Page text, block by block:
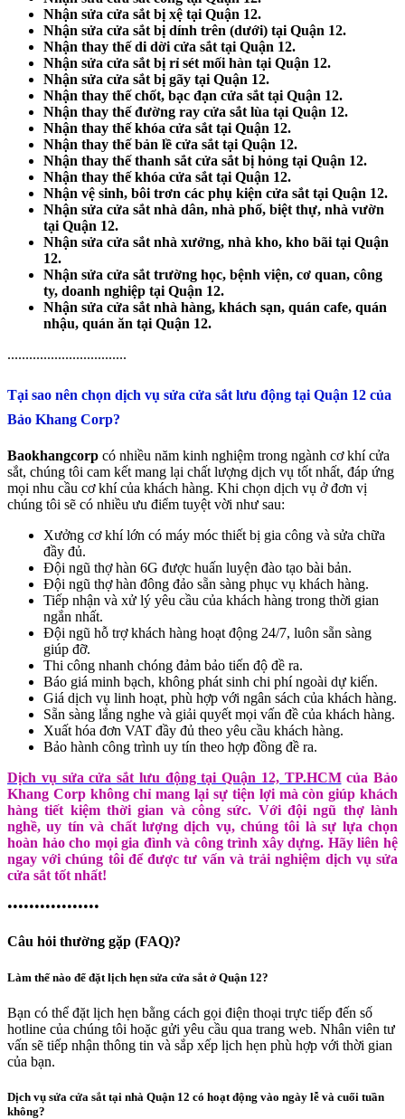
Nhận sửa cửa sắt bị xệ tại Quận 12.
Nhận sửa cửa sắt bị dính trên (dưới) tại Quận 12.
Nhận thay thế di dời cửa sắt tại Quận 12.
Nhận sửa cửa sắt bị rỉ sét mối hàn tại Quận 12.
Nhận sửa cửa sắt bị gãy tại Quận 12.
Nhận thay thế chốt, bạc đạn cửa sắt tại Quận 12.
Nhận thay thế đường ray cửa sắt lùa tại Quận 12.
Nhận thay thế khóa cửa sắt tại Quận 12.
Nhận thay thế bản lề cửa sắt tại Quận 12.
Nhận thay thế thanh sắt cửa sắt bị hỏng tại Quận 12.
Nhận thay thế khóa cửa sắt tại Quận 12.
Nhận vệ sinh, bôi trơn các phụ kiện cửa sắt tại Quận 12.
Nhận sửa cửa sắt nhà dân, nhà phố, biệt thự, nhà vườn
tại Quận 12.
Nhận sửa cửa sắt nhà xưởng, nhà kho, kho bãi tại Quận
12.
Nhận sửa cửa sắt trường học, bệnh viện, cơ quan, công
ty, doanh nghiệp tại Quận 12.
Nhận sửa cửa sắt nhà hàng, khách sạn, quán cafe, quán
nhậu, quán ăn tại Quận 12.
.................................
Tại sao nên chọn dịch vụ sửa cửa sắt lưu động tại Quận 12 của
Bảo Khang Corp?
Baokhangcorp có nhiều năm kinh nghiệm trong ngành cơ khí cửa
sắt, chúng tôi cam kết mang lại chất lượng dịch vụ tốt nhất, đáp ứng
mọi nhu cầu cơ khí của khách hàng. Khi chọn dịch vụ ở đơn vị
chúng tôi sẽ có nhiều ưu điểm tuyệt vời như sau:
Xưởng cơ khí lớn có máy móc thiết bị gia công và sửa chữa
đầy đủ.
Đội ngũ thợ hàn 6G được huấn luyện đào tạo bài bản.
Đội ngũ thợ hàn đông đảo sẵn sàng phục vụ khách hàng.
Tiếp nhận và xử lý yêu cầu của khách hàng trong thời gian
ngắn nhất.
Đội ngũ hỗ trợ khách hàng hoạt động 24/7, luôn sẵn sàng
giúp đỡ.
Thi công nhanh chóng đảm bảo tiến độ đề ra.
Báo giá minh bạch, không phát sinh chi phí ngoài dự kiến.
Giá dịch vụ linh hoạt, phù hợp với ngân sách của khách hàng.
Sẵn sàng lắng nghe và giải quyết mọi vấn đề của khách hàng.
Xuất hóa đơn VAT đầy đủ theo yêu cầu khách hàng.
Bảo hành công trình uy tín theo hợp đồng đề ra.
Dịch vụ sửa cửa sắt lưu động tại Quận 12, TP.HCMcủa Bảo
Khang Corp không chỉ mang lại sự tiện lợi mà còn giúp khách
hàng tiết kiệm thời gian và công sức. Với đội ngũ thợ lành
nghề, uy tín và chất lượng dịch vụ, chúng tôi là sự lựa chọn
hoàn hảo cho mọi gia đình và công trình xây dựng. Hãy liên hệ
ngay với chúng tôi để được tư vấn và trải nghiệm dịch vụ sửa
cửa sắt tốt nhất!
•••••••••••••••••
Câu hỏi thường gặp (FAQ)?
Làm thế nào để đặt lịch hẹn sửa cửa sắt ở Quận 12?
Bạn có thể đặt lịch hẹn bằng cách gọi điện thoại trực tiếp đến số
hotline của chúng tôi hoặc gửi yêu cầu qua trang web. Nhân viên tư
vấn sẽ tiếp nhận thông tin và sắp xếp lịch hẹn phù hợp với thời gian
của bạn.
Dịch vụ sửa cửa sắt tại nhà Quận 12 có hoạt động vào ngày lễ và cuối tuần
không?